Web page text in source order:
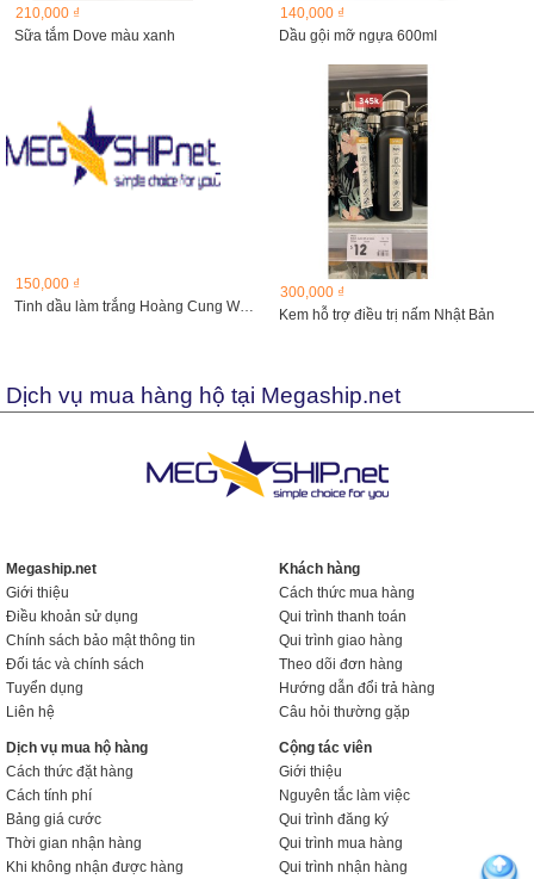
210,000 ₫
Sữa tắm Dove màu xanh
140,000 ₫
Dầu gội mỡ ngựa 600ml
150,000 ₫
Tinh dầu làm trắng Hoàng Cung Whitening Essence
300,000 ₫
Kem hỗ trợ điều trị nấm Nhật Bản
Dịch vụ mua hàng hộ tại Megaship.net
Megaship.net
Giới thiệu
Điều khoản sử dụng
Chính sách bảo mật thông tin
Đối tác và chính sách
Tuyển dụng
Liên hệ
Khách hàng
Cách thức mua hàng
Qui trình thanh toán
Qui trình giao hàng
Theo dõi đơn hàng
Hướng dẫn đổi trả hàng
Câu hỏi thường gặp
Dịch vụ mua hộ hàng
Cách thức đặt hàng
Cách tính phí
Bảng giá cước
Thời gian nhận hàng
Khi không nhận được hàng
Cộng tác viên
Giới thiệu
Nguyên tắc làm việc
Qui trình đăng ký
Qui trình mua hàng
Qui trình nhận hàng